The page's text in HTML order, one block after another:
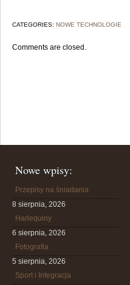
CATEGORIES: NOWE TECHNOLOGIE
Comments are closed.
Nowe wpisy:
Przepisy na śniadania
8 sierpnia, 2026
Harlequiny
6 sierpnia, 2026
Fotografia
5 sierpnia, 2026
Sport i Integracja